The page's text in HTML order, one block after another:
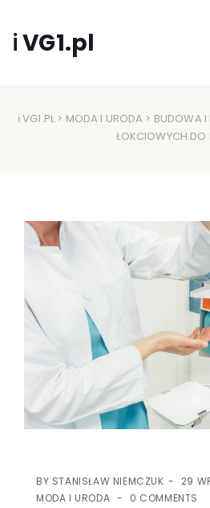
ℹ VG1.pl
ℹ VG1.PL > MODA I URODA > BUDOWA
ŁOKCIOWYCH DO
BY STANISŁAW NIEMCZUK
29
MODA I URODA
0 COMMENTS